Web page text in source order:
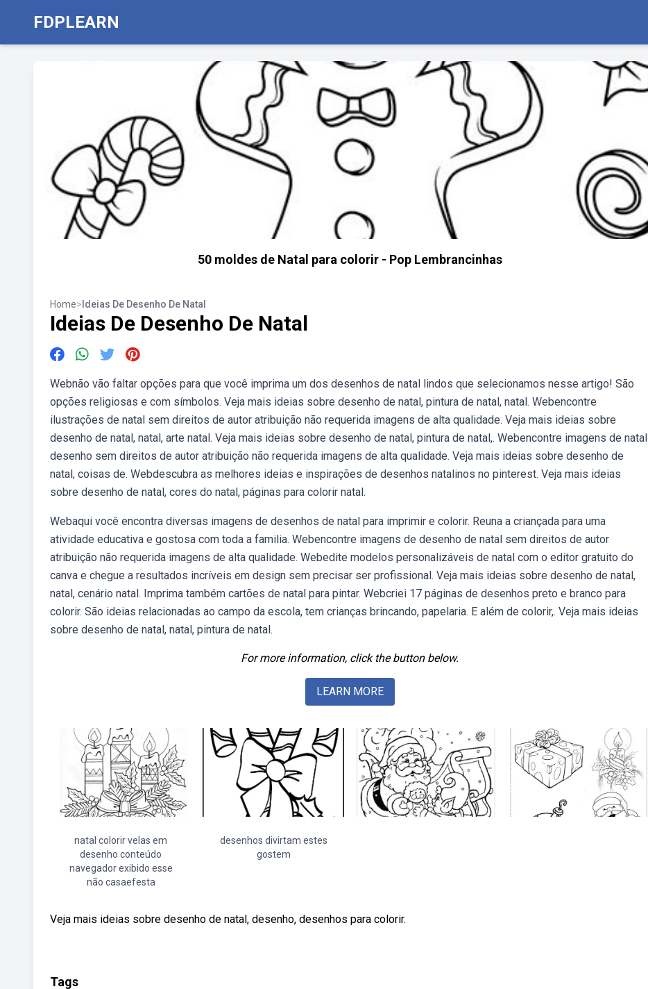
FDPLEARN
50 moldes de Natal para colorir - Pop Lembrancinhas
Home> Ideias De Desenho De Natal
Ideias De Desenho De Natal
Webnão vão faltar opções para que você imprima um dos desenhos de natal lindos que selecionamos nesse artigo! São
opções religiosas e com símbolos. Veja mais ideias sobre desenho de natal, pintura de natal, natal. Webencontre
ilustrações de natal sem direitos de autor atribuição não requerida imagens de alta qualidade. Veja mais ideias sobre
desenho de natal, natal, arte natal. Veja mais ideias sobre desenho de natal, pintura de natal,. Webencontre imagens de natal
desenho sem direitos de autor atribuição não requerida imagens de alta qualidade. Veja mais ideias sobre desenho de
natal, coisas de. Webdescubra as melhores ideias e inspirações de desenhos natalinos no pinterest. Veja mais ideias
sobre desenho de natal, cores do natal, páginas para colorir natal.
Webaqui você encontra diversas imagens de desenhos de natal para imprimir e colorir. Reuna a criançada para uma
atividade educativa e gostosa com toda a familia. Webencontre imagens de desenho de natal sem direitos de autor
atribuição não requerida imagens de alta qualidade. Webedite modelos personalizáveis de natal com o editor gratuito do
canva e chegue a resultados incríveis em design sem precisar ser profissional. Veja mais ideias sobre desenho de natal,
natal, cenário natal. Imprima também cartões de natal para pintar. Webcriei 17 páginas de desenhos preto e branco para
colorir. São ideias relacionadas ao campo da escola, tem crianças brincando, papelaria. E além de colorir,. Veja mais ideias
sobre desenho de natal, natal, pintura de natal.
For more information, click the button below.
LEARN MORE
natal colorir velas em
desenho conteúdo
navegador exibido esse
não casaefesta
desenhos divirtam estes
gostem
Veja mais ideias sobre desenho de natal, desenho, desenhos para colorir.
Tags